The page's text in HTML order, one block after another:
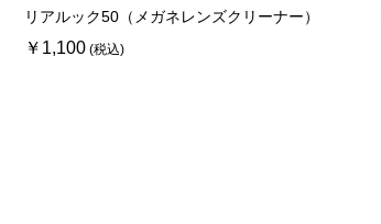
リアルック50（メガネレンズクリーナー）
￥1,100